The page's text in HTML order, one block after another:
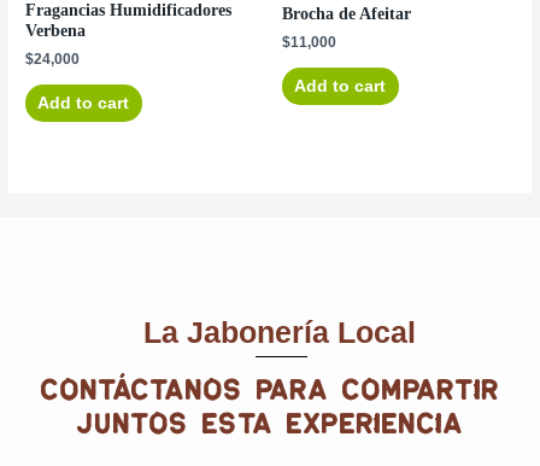
Fragancias Humidificadores
Verbena
$24,000
Add to cart
Brocha de Afeitar
$11,000
Add to cart
La Jabonería Local
contáctanos para compartir
juntos esta experiencia